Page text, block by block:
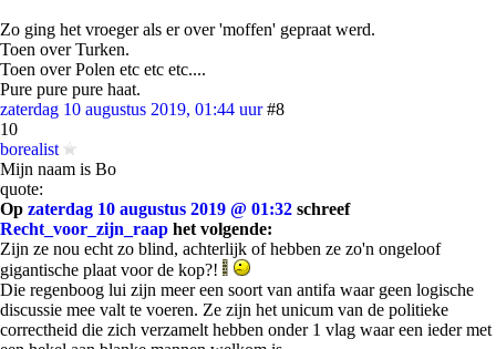
Zo ging het vroeger als er over 'moffen' gepraat werd.
Toen over Turken.
Toen over Polen etc etc etc....
Pure pure pure haat.
zaterdag 10 augustus 2019, 01:44 uur #8
10
borealist
Mijn naam is Bo
quote:
Op zaterdag 10 augustus 2019 @ 01:32 schreef
Recht_voor_zijn_raap het volgende:
Zijn ze nou echt zo blind, achterlijk of hebben ze zo'n ongeloof
gigantische plaat voor de kop?!
Die regenboog lui zijn meer een soort van antifa waar geen logische
discussie mee valt te voeren. Ze zijn het unicum van de politieke
correctheid die zich verzamelt hebben onder 1 vlag waar een ieder met